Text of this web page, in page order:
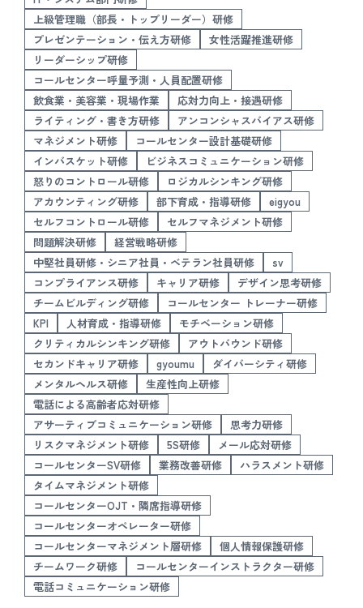
上級管理職（部長・トップリーダー）研修
プレゼンテーション・伝え方研修
女性活躍推進研修
リーダーシップ研修
コールセンター呼量予測・人員配置研修
飲食業・美容業・現場作業
応対力向上・接遇研修
ライティング・書き方研修
アンコンシャスバイアス研修
マネジメント研修
コールセンター設計基礎研修
インバスケット研修
ビジネスコミュニケーション研修
怒りのコントロール研修
ロジカルシンキング研修
アカウンティング研修
部下育成・指導研修
eigyou
セルフコントロール研修
セルフマネジメント研修
問題解決研修
経営戦略研修
中堅社員研修・シニア社員・ベテラン社員研修
sv
コンプライアンス研修
キャリア研修
デザイン思考研修
チームビルディング研修
コールセンター トレーナー研修
KPI
人材育成・指導研修
モチベーション研修
クリティカルシンキング研修
アウトバウンド研修
セカンドキャリア研修
gyoumu
ダイバーシティ研修
メンタルヘルス研修
生産性向上研修
電話による高齢者応対研修
アサーティブコミュニケーション研修
思考力研修
リスクマネジメント研修
5S研修
メール応対研修
コールセンターSV研修
業務改善研修
ハラスメント研修
タイムマネジメント研修
コールセンターOJT・隣席指導研修
コールセンターオペレーター研修
コールセンターマネジメント層研修
個人情報保護研修
チームワーク研修
コールセンターインストラクター研修
電話コミュニケーション研修